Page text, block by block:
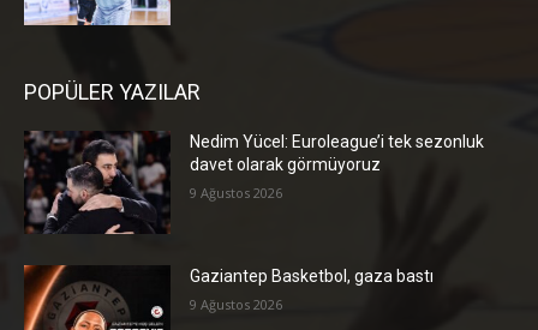
POPÜLER YAZILAR
Nedim Yücel: Euroleague’i tek sezonluk
davet olarak görmüyoruz
9 Ağustos 2026
Gaziantep Basketbol, gaza bastı
9 Ağustos 2026